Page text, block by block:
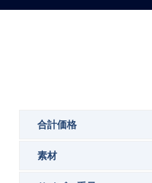
合計価格
素材